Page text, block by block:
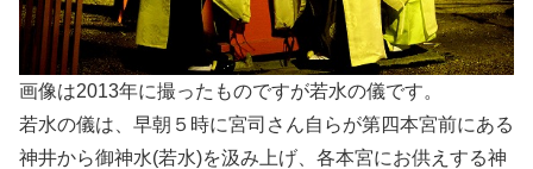
画像は2013年に撮ったものですが若水の儀です。
若水の儀は、早朝５時に宮司さん自らが第四本宮前にある
神井から御神水(若水)を汲み上げ、各本宮にお供えする神